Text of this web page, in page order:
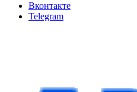
Вконтакте
Telegram